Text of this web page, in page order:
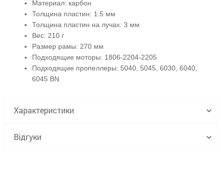
Материал: карбон
Толщина пластин: 1.5 мм
Толщина пластин на лучах: 3 мм
Вес: 210 г
Размер рамы: 270 мм
Подходящие моторы: 1806-2204-2205
Подходящие пропеллеры: 5040, 5045, 6030, 6040,
6045 BN
Характеристики
Відгуки